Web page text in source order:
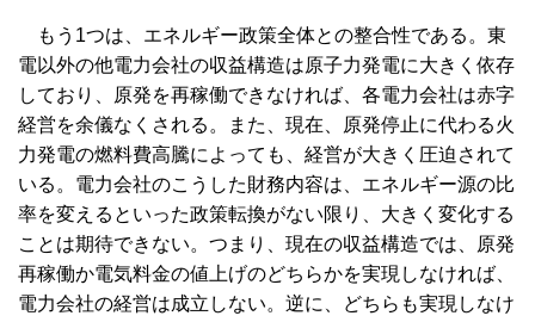
もう1つは、エネルギー政策全体との整合性である。東
電以外の他電力会社の収益構造は原子力発電に大きく依存
しており、原発を再稼働できなければ、各電力会社は赤字
経営を余儀なくされる。また、現在、原発停止に代わる火
力発電の燃料費高騰によっても、経営が大きく圧迫されて
いる。電力会社のこうした財務内容は、エネルギー源の比
率を変えるといった政策転換がない限り、大きく変化する
ことは期待できない。つまり、現在の収益構造では、原発
再稼働か電気料金の値上げのどちらかを実現しなければ、
電力会社の経営は成立しない。逆に、どちらも実現しなけ